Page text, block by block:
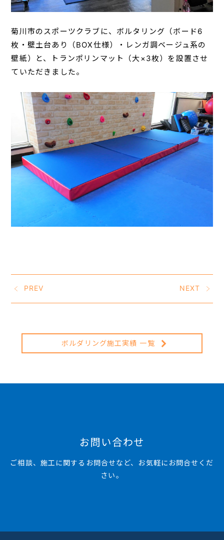
菊川市のスポーツクラブに、ボルタリング（ボード6
枚・壁土台あり（BOX仕様）・レンガ調ベージュ系の
壁紙）と、トランポリンマット（大×3枚）を設置させ
ていただきました。
PREV NEXT
ボルダリング施工実績 一覧
お問い合わせ
ご相談、施工に関するお問合せなど、お気軽にお問合せくだ
さい。